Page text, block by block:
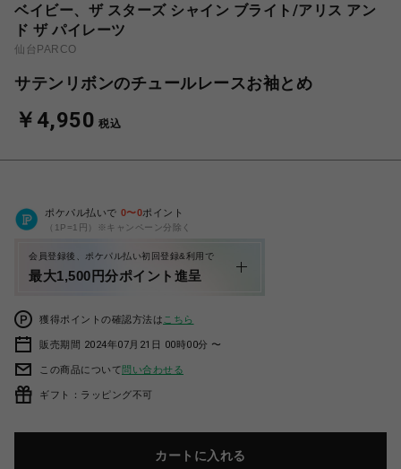
ベイビー、ザ スターズ シャイン ブライト/アリス アン
ド ザ パイレーツ
仙台PARCO
サテンリボンのチュールレースお袖とめ
￥4,950 税込
ポケパル払いで 0〜0ポイント
（1P=1円）※キャンペーン分除く
会員登録後、ポケパル払い初回登録&利用で
最大1,500円分ポイント進呈
獲得ポイントの確認方法は こちら
販売期間 2024年07月21日 00時00分 〜
この商品について問い合わせる
ギフト：ラッピング不可
カートに入れる